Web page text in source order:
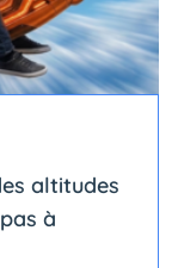
altitudes
à